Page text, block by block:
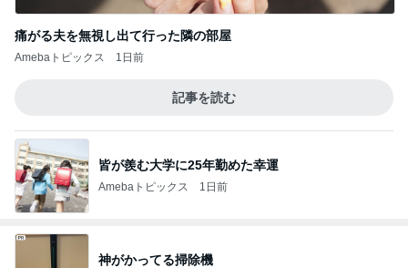
痛がる夫を無視し出て行った隣の部屋
Amebaトピックス 1日前
記事を読む
皆が羨む大学に25年勤めた幸運
Amebaトピックス 1日前
神がかってる掃除機